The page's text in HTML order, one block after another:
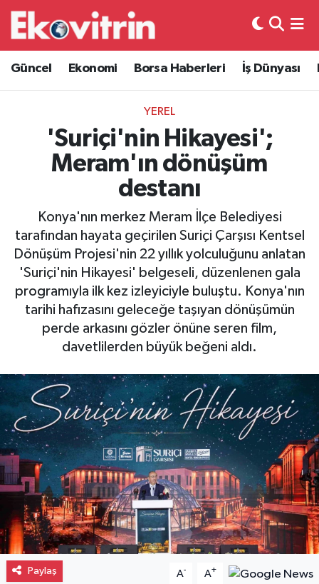
Güncel Ekonomi Borsa Haberleri İş Dünyası
YEREL
'Suriçi'nin Hikayesi';
Meram'ın dönüşüm
destanı
Konya'nın merkez Meram İlçe Belediyesi
tarafından hayata geçirilen Suriçi Çarşısı Kentsel
Dönüşüm Projesi'nin 22 yıllık yolculuğunu anlatan
'Suriçi'nin Hikayesi' belgeseli, düzenlenen gala
programıyla ilk kez izleyiciyle buluştu. Konya'nın
tarihi hafızasını geleceğe taşıyan dönüşümün
perde arkasını gözler önüne seren film,
davetlilerden büyük beğeni aldı.
Paylaş A- A+
Güncel
Ekonomi
Borsa Haberleri
İş Dünyası
Otovitrin
Asayiş
Magazin
Gayrimenkul
Spor
Eğitim
Hava Durumu
Trafik Durumu
Süper Lig Puan Durumu ve Fikstür
Tüm Manşetler
Son Dakika Haberleri
Haber Arşivi